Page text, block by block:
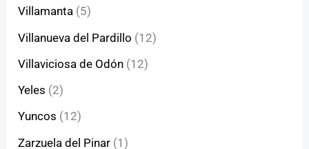
Villamanta (5)
Villanueva del Pardillo (12)
Villaviciosa de Odón (12)
Yeles (2)
Yuncos (12)
Zarzuela del Pinar (1)